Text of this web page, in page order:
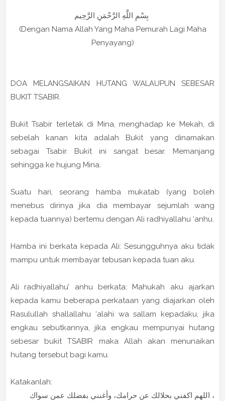
(Dengan Nama Allah Yang Maha Pemurah Lagi Maha
Penyayang)
DOA MELANGSAIKAN HUTANG WALAUPUN SEBESAR
BUKIT TSABIR.
Bukit Tsabir terletak di Mina, menghadap ke Mekah, di
sebelah kanan kita adalah Bukit yang dinamakan
sebagai Tsabir. Bukit ini sangat besar. Memanjang
sehingga ke hujung Mina.
Suatu hari, seorang hamba mukatab (yang boleh
menebus dirinya jika dia membayar sejumlah wang
kepada tuannya) bertemu dengan Ali radhiyallahu ‘anhu.
Hamba ini berkata kepada Ali: Sesungguhnya aku tidak
mampu untuk membayar tebusan kepada tuan aku.
Ali radhiyallahu’ anhu berkata: Mahukah aku ajarkan
kepada kamu beberapa perkataan yang diajarkan oleh
Rasulullah shallallahu ‘alahi wa sallam kepadaku, jika
engkau sebutkannya, jika engkau mempunyai hutang
sebesar bukit TSABIR maka Allah akan menunaikan
hutang tersebut bagi kamu.
Katakanlah:
، اللهم اكفني بحلالك عن حرامك، وأغنني بفضلك عمن سواك